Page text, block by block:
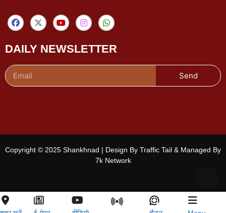
DAILY NEWSLETTER
Send
Copyright © 2025 Shankhnad | Design By Traffic Tail & Managed By
7k Network